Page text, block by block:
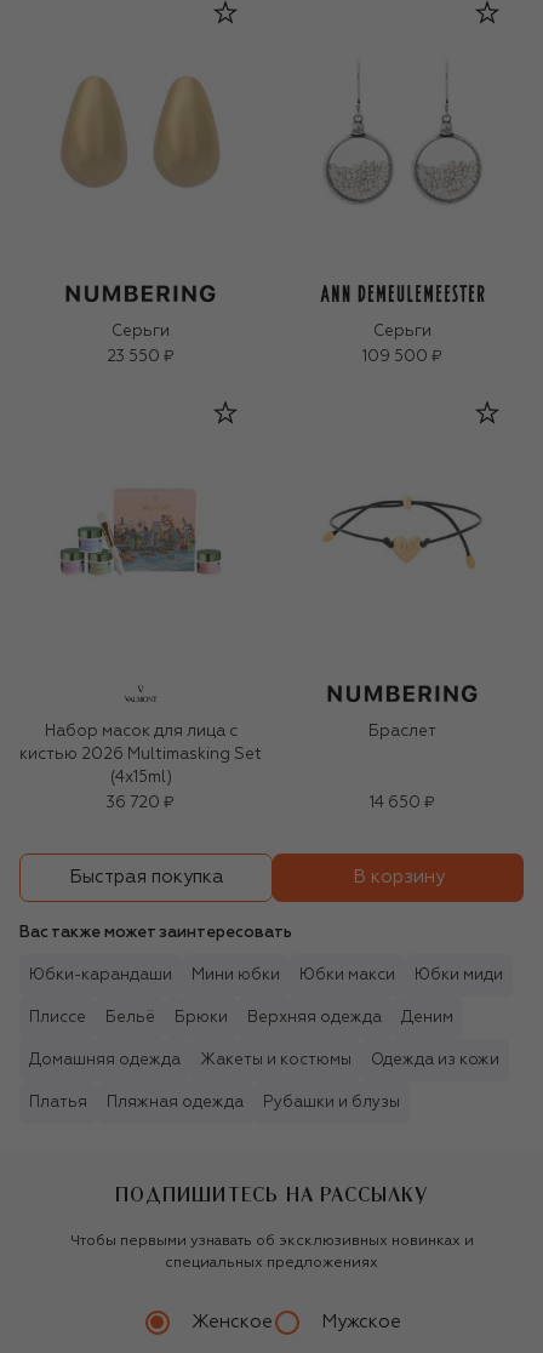
Серьги
23 550 ₽
Серьги
109 500 ₽
Набор масок для лица с
кистью 2026 Multimasking Set
(4x15ml)
36 720 ₽
Браслет
14 650 ₽
Быстрая покупка В корзину
Вас также может заинтересовать
Юбки-карандаши Мини юбки Юбки макси Юбки миди
Плиссе Бельё Брюки Верхняя одежда Деним
Домашняя одежда Жакеты и костюмы Одежда из кожи
Платья Пляжная одежда Рубашки и блузы
ПОДПИШИТЕСЬ НА РАССЫЛКУ
Чтобы первыми узнавать об эксклюзивных новинках и
специальных предложениях
Женское Мужское